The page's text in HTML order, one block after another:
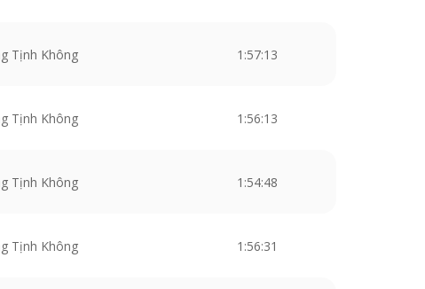
Tịnh Không 1:57:13
Tịnh Không 1:56:13
Tịnh Không 1:54:48
Tịnh Không 1:56:31